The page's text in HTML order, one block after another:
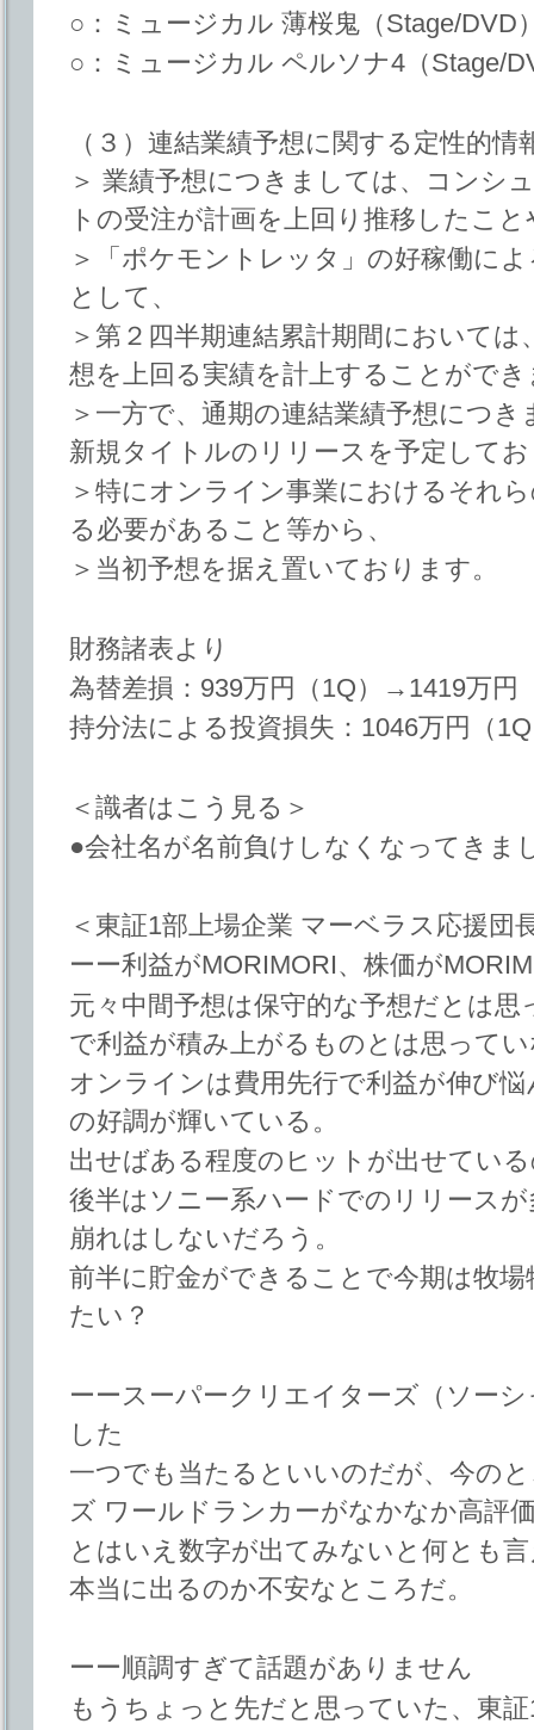
○：ミュージカル 薄桜鬼（Stage/DVD
○：ミュージカル ペルソナ4（Stage/
（３）連結業績予想に関する定性的情
＞ 業績予想につきましては、コンシ
トの受注が計画を上回り推移したこと
＞「ポケモントレッタ」の好稼働に
として、
＞第２四半期連結累計期間において
想を上回る実績を計上することがで
＞一方で、通期の連結業績予想につ
新規タイトルのリリースを予定して
＞特にオンライン事業におけるそれ
る必要があること等から、
＞当初予想を据え置いております。
財務諸表より
為替差損：939万円（1Q）→1419万円
持分法による投資損失：1046万円（
＜識者はこう見る＞
●会社名が名前負けしなくなってきま
＜東証1部上場企業 マーベラス応援団
ーー利益がMORIMORI、株価が
元々中間予想は保守的な予想だとは
で利益が積み上がるものとは思って
オンラインは費用先行で利益が伸び
の好調が輝いている。
出せばある程度のヒットが出せてい
後半はソニー系ハードでのリリース
崩れはしないだろう。
前半に貯金ができることで今期は牧
たい？
ーースーパークリエイターズ（ソー
した
一つでも当たるといいのだが、今の
ズ ワールドランカーがなかなか高評
とはいえ数字が出てみないと何とも
本当に出るのか不安なところだ。
ーー順調すぎて話題がありません
もうちょっと先だと思っていた、東